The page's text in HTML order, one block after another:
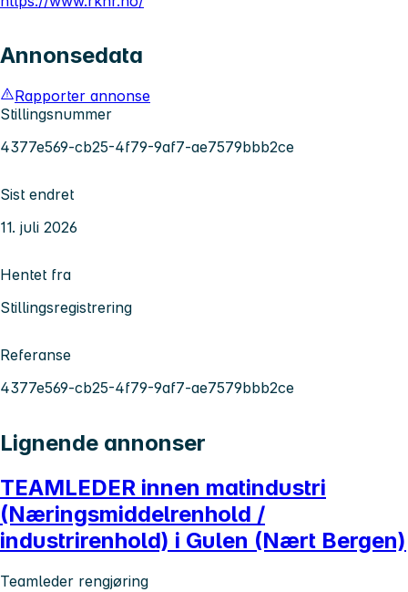
Annonsedata
Rapporter annonse
Stillingsnummer
4377e569-cb25-4f79-9af7-ae7579bbb2ce
Sist endret
11. juli 2026
Hentet fra
Stillingsregistrering
Referanse
4377e569-cb25-4f79-9af7-ae7579bbb2ce
Lignende annonser
TEAMLEDER innen matindustri
(Næringsmiddelrenhold /
industrirenhold) i Gulen (Nært Bergen)
Teamleder rengjøring